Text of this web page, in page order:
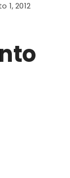
1, 2012